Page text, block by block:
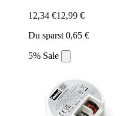
12,34 €12,99 €
Du sparst 0,65 €
5% Sale